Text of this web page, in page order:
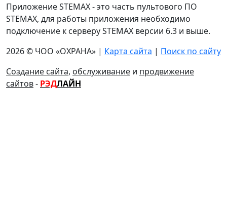
Приложение STEMAX - это часть пультового ПО
STEMAX, для работы приложения необходимо
подключение к серверу STEMAX версии 6.3 и выше.
2026 © ЧОО «ОХРАНА» | Карта сайта | Поиск по сайту
Создание сайта, обслуживание и продвижение
сайтов- РЭДЛАЙН